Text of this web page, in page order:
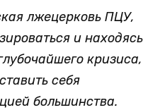
лжецерковь ПЦУ,
и находясь
кризиса,
себя
большинства.